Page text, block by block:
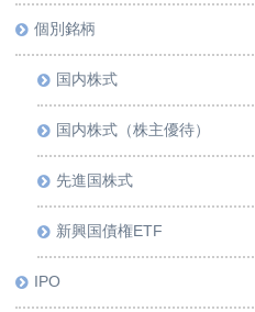
個別銘柄
国内株式
国内株式（株主優待）
先進国株式
新興国債権ETF
IPO